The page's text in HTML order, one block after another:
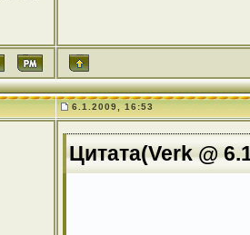
6.1.2009, 16:53
Цитата(Verk @